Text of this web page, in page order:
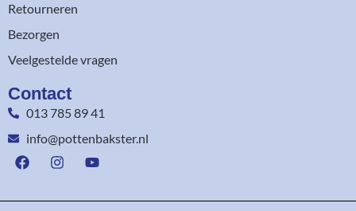
Retourneren
Bezorgen
Veelgestelde vragen
Contact
013 785 89 41
info@pottenbakster.nl